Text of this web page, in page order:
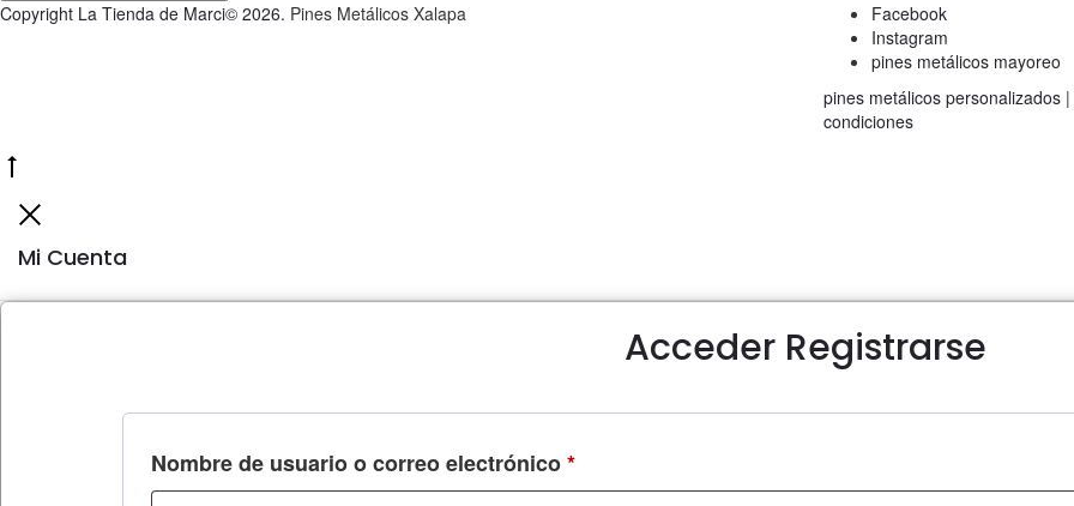
Copyright La Tienda de Marci© 2026. Pines Metálicos Xalapa
Facebook
Instagram
pines metálicos mayoreo
pines metálicos personalizados |
condiciones
to
top
Mi Cuenta
Acceder Registrarse
Nombre de usuario o correo electrónico*Obligatorio